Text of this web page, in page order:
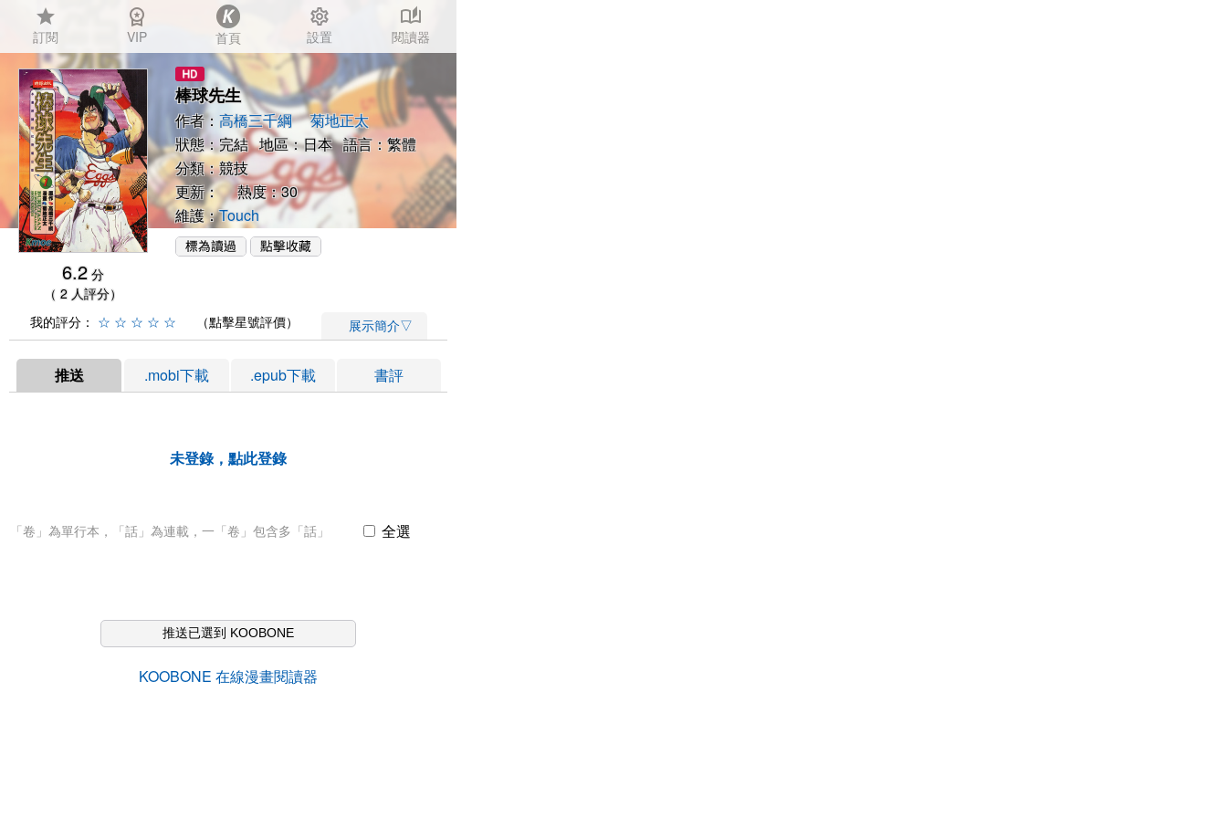
star
訂閱
workspace_premium
VIP 首頁
settings
設置
auto_stories
閱讀器
6.2 分
（ 2 人評分）
棒球先生
作者： 高橋三千綱
菊地正太
狀態：完結 地區：日本 語言：繁體
分類：競技
更新： 熱度：30
維護：Touch
我的評分： ☆ ☆ ☆ ☆ ☆ （點擊星號評價） 展示簡介▽
推送 .mobi下載 .epub下載 書評
未登錄，點此登錄
「卷」為單行本，「話」為連載，一「卷」包含多「話」 全選
推送已選到 KOOBONE
KOOBONE 在線漫畫閱讀器